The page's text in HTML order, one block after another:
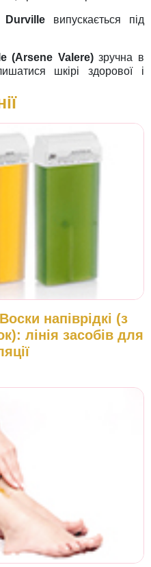
випускається під
(Arsene Valere)зручна в
шкірі здорової і
напіврідкі (з
лінія засобів для